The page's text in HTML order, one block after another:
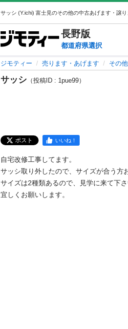
長野版
都道府県選択
ジモティー 売ります・あげます その他
サッシ （投稿ID : 1pue99）
ポスト いいね！
自宅改修工事してます。
サッシ取り外したので、サイズが合う方
サイズは2種類あるので、見学に来て下さ
宜しくお願いします。